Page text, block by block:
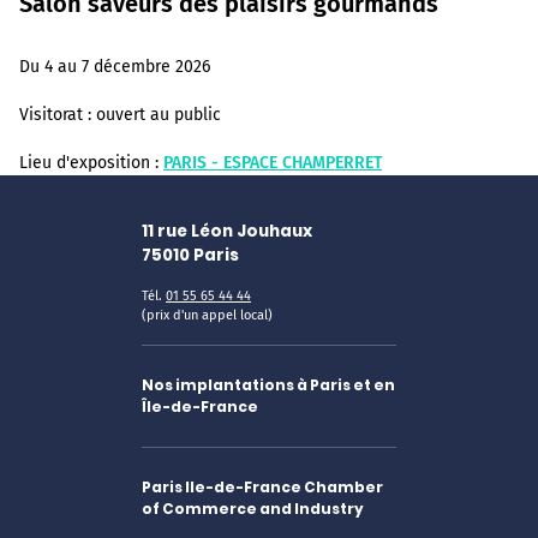
Du 4 au 7 décembre 2026
Visitorat : ouvert au public
Lieu d'exposition : PARIS - ESPACE CHAMPERRET
11 rue Léon Jouhaux
75010 Paris
Tél. 01 55 65 44 44
(prix d'un appel local)
Nos implantations à Paris et en
Île-de-France
Paris Ile-de-France Chamber
of Commerce and Industry